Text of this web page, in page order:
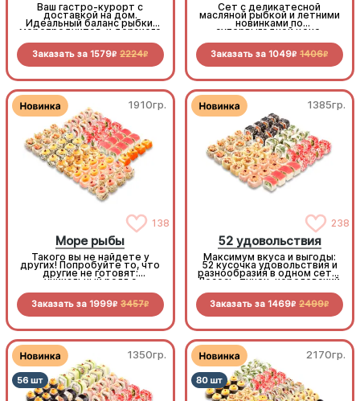
Ваш гастро-курорт с
доставкой на дом.
Идеальный баланс рыбки,
морепродуктов и дерзкого
беконом. Расслабьтесь и
отдыхайте, мы всё
Заказать за 1579R 2224R
Сет с деликатесной
масляной рыбкой и летними
новинками по
супервыгодной цене.
Заказать за 1049R 1406R
1910гр.
138
Море рыбы
Такого вы не найдете у
других! Попробуйте то, что
другие не готовят:
уникальный ролл с
мидии, нежную масляную
рыбу. Популярные начинки
тоже здесь! 68 кусочков
адекватной цене
Заказать за 1999R 3457R
1385гр.
238
52 удовольствия
Максимум вкуса и выгоды:
52 кусочка удовольствия и
разнообразия в одном сете.
Лосось, тунец, королевский
плюс 4 дегустационных
кусочка филадельфии с
Заказать за 1469R 2499R
1350гр. 2170гр.